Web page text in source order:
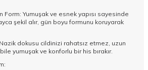
Form: Yumuşak ve esnek yapısı sayesinde
şekil alır, gün boyu formunu koruyarak
dokusu cildinizi rahatsız etmez, uzun
yumuşak ve konforlu bir his bırakır.